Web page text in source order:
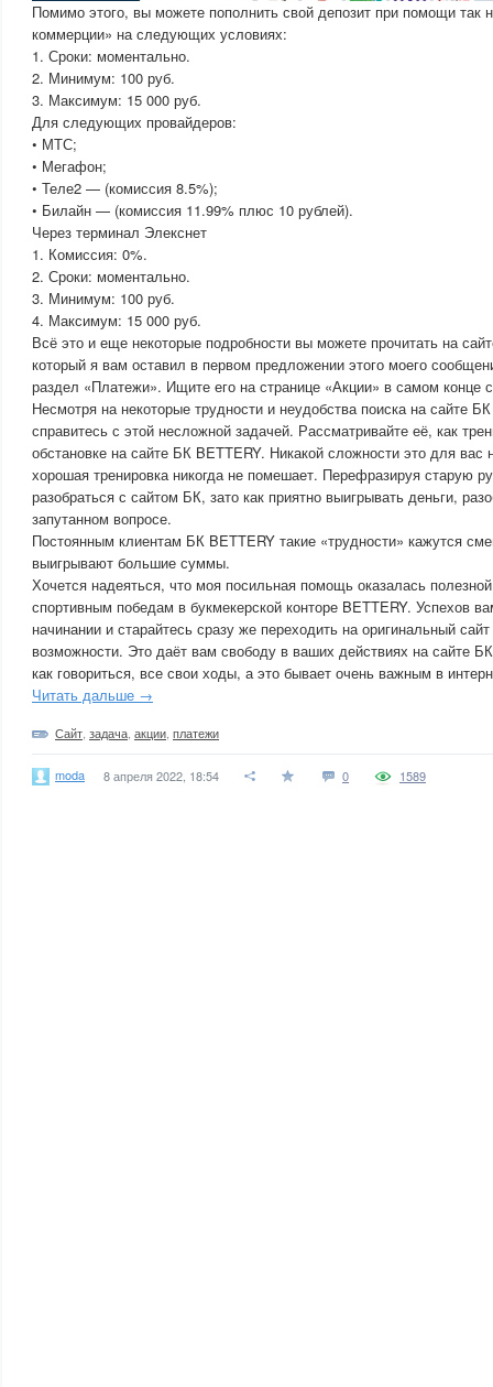
Помимо этого, вы можете пополнить свой депозит при помощи так
коммерции» на следующих условиях:
1. Сроки: моментально.
2. Минимум: 100 руб.
3. Максимум: 15 000 руб.
Для следующих провайдеров:
• МТС;
• Мегафон;
• Теле2 — (комиссия 8.5%);
• Билайн — (комиссия 11.99% плюс 10 рублей).
Через терминал Элекснет
1. Комиссия: 0%.
2. Сроки: моментально.
3. Минимум: 100 руб.
4. Максимум: 15 000 руб.
Всё это и еще некоторые подробности вы можете прочитать на
который я вам оставил в первом предложении этого моего
раздел «Платежи». Ищите его на странице «Акции» в самом конце
Несмотря на некоторые трудности и неудобства поиска на сайте
справитесь с этой несложной задачей. Рассматривайте её, как
обстановке на сайте БК BETTERY. Никакой сложности это для вас
хорошая тренировка никогда не помешает. Перефразируя старую
разобраться с сайтом БК, зато как приятно выигрывать деньги,
запутанном вопросе.
Постоянным клиентам БК BETTERY такие «трудности» кажутся
выигрывают большие суммы.
Хочется надеяться, что моя посильная помощь оказалась
спортивным победам в букмекерской конторе BETTERY. Успехов
начинании и старайтесь сразу же переходить на оригинальный
возможности. Это даёт вам свободу в ваших действиях на сайте
как говориться, все свои ходы, а это бывает очень важным в
Читать дальше →
Сайт задача акции платежи
moda 8 апреля 2022, 18:54 0 1589